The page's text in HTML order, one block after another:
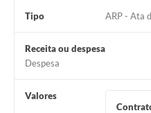
Tipo ARP - Ata
Receita ou despesa
Despesa
Valores